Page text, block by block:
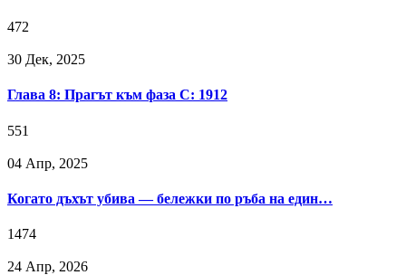
472
30 Дек, 2025
Глава 8: Прагът към фаза C: 1912
551
04 Апр, 2025
Когато дъхът убива — бележки по ръба на един…
1474
24 Апр, 2026